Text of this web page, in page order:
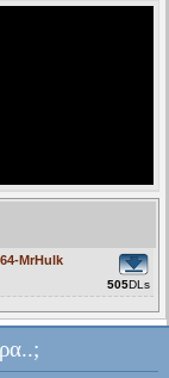
MrHulk
505DLs